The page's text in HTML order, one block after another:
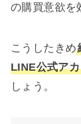
の購買意欲を
こうしたきめ
LINE公式ア
しょう。